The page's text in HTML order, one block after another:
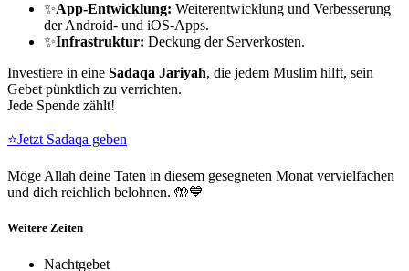
✨App-Entwicklung: Weiterentwicklung und Verbesserung
der Android- und iOS-Apps.
✨Infrastruktur: Deckung der Serverkosten.
Investiere in eine Sadaqa Jariyah, die jedem Muslim hilft, sein
Gebet pünktlich zu verrichten.
Jede Spende zählt!
⭐Jetzt Sadaqa geben
Möge Allah deine Taten in diesem gesegneten Monat vervielfachen
und dich reichlich belohnen. 🤲💙
Weitere Zeiten
Nachtgebet